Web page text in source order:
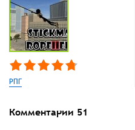
РПГ
Комментарии 51